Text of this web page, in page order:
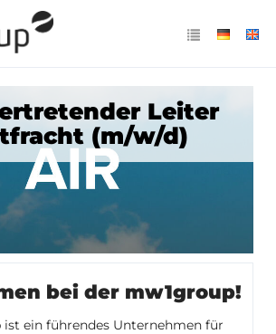
Leiter
(m/w/d)
bei der mw1group!
ist ein führendes Unternehmen für